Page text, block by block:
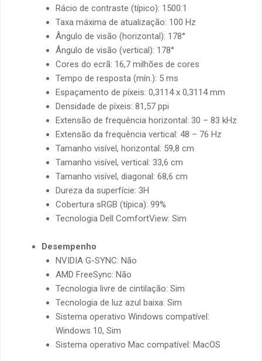
Rácio de contraste (típico): 1500:1
Taxa máxima de atualização: 100 Hz
Ângulo de visão (horizontal): 178°
Ângulo de visão (vertical): 178°
Cores do ecrã: 16,7 milhões de cores
Tempo de resposta (mín.): 5 ms
Espaçamento de píxeis: 0,3114 x 0,3114 mm
Densidade de píxeis: 81,57 ppi
Extensão de frequência horizontal: 30 – 83 kHz
Extensão da frequência vertical: 48 – 76 Hz
Tamanho visível, horizontal: 59,8 cm
Tamanho visível, vertical: 33,6 cm
Tamanho visível, diagonal: 68,6 cm
Dureza da superfície: 3H
Cobertura sRGB (típica): 99%
Tecnologia Dell ComfortView: Sim
Desempenho
NVIDIA G-SYNC: Não
AMD FreeSync: Não
Tecnologia livre de cintilação: Sim
Tecnologia de luz azul baixa: Sim
Sistema operativo Windows compatível:
Windows 10, Sim
Sistema operativo Mac compatível: MacOS